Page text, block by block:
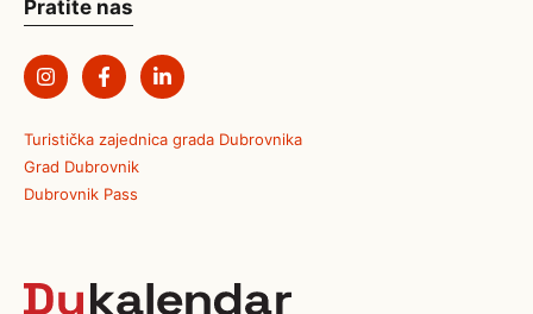
Pratite nas
Turistička zajednica grada Dubrovnika
Grad Dubrovnik
Dubrovnik Pass